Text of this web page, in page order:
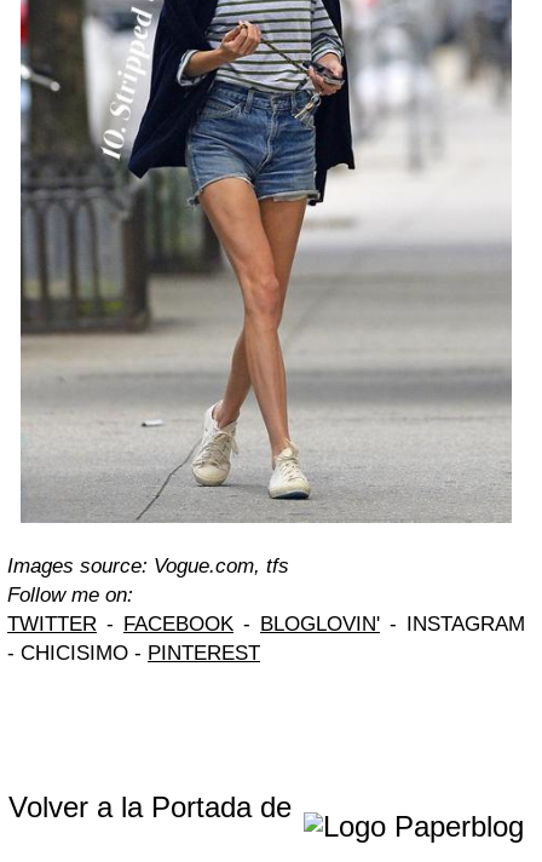
Images source: Vogue.com, tfs
Follow me on:
TWITTER - FACEBOOK - BLOGLOVIN' - INSTAGRAM
- CHICISIMO - PINTEREST
Volver a la Portada de